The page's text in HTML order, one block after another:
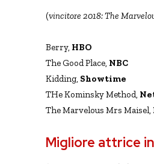
(vincitore 2018: The
Berry, HBO
The Good Place, NBC
Kidding, Showtime
THe Kominsky Method,
The Marvelous Mrs Maisel,
Migliore attrice